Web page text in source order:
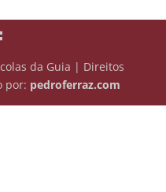
da Guia | Direitos
por: pedroferraz.com